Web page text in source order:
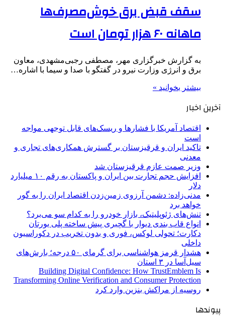
سقف قبض برق خوش‌مصرف‌ها
ماهانه ۶۰ هزار تومان است
به گزارش خبرگزاری مهر، مصطفی رجبی‌مشهدی، معاون
برق و انرژی وزارت نیرو در گفتگو با صدا و سیما با اشاره…
بیشتر بخوانید »
آخرین اخبار
اقتصاد آمریکا با فشارها و ریسک‌های قابل توجهی مواجه
است
تاکید ایران و قرقیزستان بر گسترش همکاری‌های تجاری و
معدنی
وزیر صمت عازم قرقیزستان شد
افزایش حجم تجارت بین ایران و پاکستان به رقم ۱۰ میلیارد
دلار
مدنی‌زاده: دشمن آرزوی زمین‌زدن اقتصاد ایران را به گور
خواهد برد
تنش‌های ژئوپلیتیک، بازار خودرو را به کدام سو می‌برد؟
انواع قاب بندی دیوار با گچبری پیش ساخته پلی یورتان
دکارت؛ تحولی لوکس، فوری و بدون تخریب در دکوراسیون
داخلی
هشدار قرمز هواشناسی برای گرمای ۵۰ درجه؛ بارش‌های
سیل‌آسا در ۳ استان
Building Digital Confidence: How TrustEmblem Is
Transforming Online Verification and Consumer Protection
روسیه از مراکش بنزین وارد کرد
پیوندها